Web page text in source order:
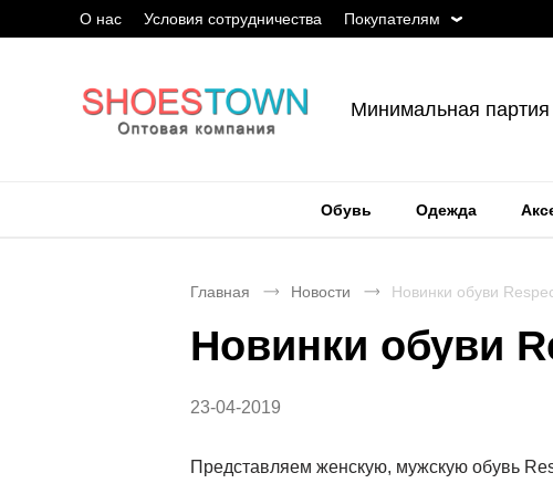
О нас Условия сотрудничества Покупателям
Минимальная
Обувь Одежда
Главная Новости Новинки обуви
Новинки обуви
23-04-2019
Представляем женскую, мужскую обувь